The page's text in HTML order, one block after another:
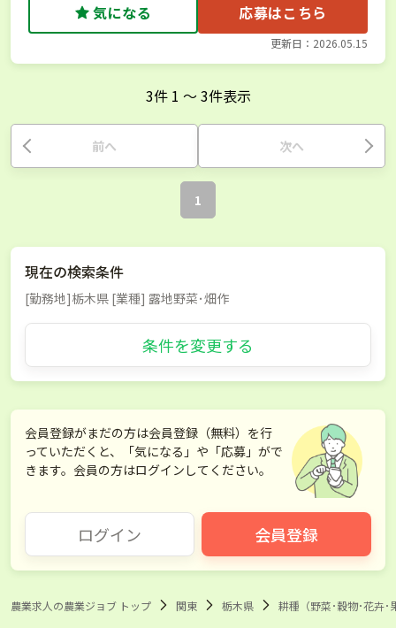
気になる 応募はこちら
更新日：2026.05.15
3件 1 〜3件表示
前へ 次へ
1
現在の検索条件
[勤務地]栃木県 [業種] 露地野菜･畑作
条件を変更する
会員登録がまだの方は会員登録（無料）を行
っていただくと、「気になる」や「応募」がで
きます。会員の方はログインしてください。
ログイン 会員登録
農業求人の農業ジョブ トップ 関東 栃木県 耕種（野菜･穀物･花卉･